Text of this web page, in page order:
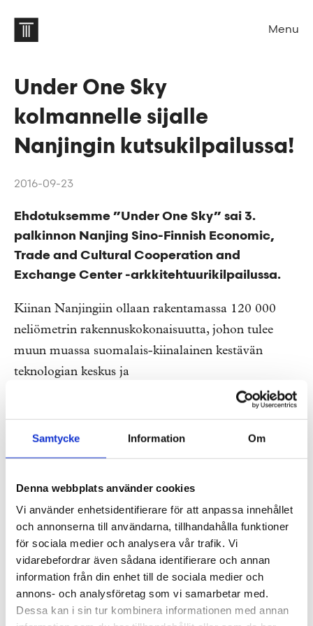
Samtycke Information Om
Denna webbplats använder cookies
Vi använder enhetsidentifierare för att anpassa innehållet
och annonserna till användarna, tillhandahålla funktioner
för sociala medier och analysera vår trafik. Vi
vidarebefordrar även sådana identifierare och annan
information från din enhet till de sociala medier och
annons- och analysföretag som vi samarbetar med.
Dessa kan i sin tur kombinera informationen med annan
Menu
Under One Sky
kolmannelle sijalle
Nanjingin kutsukilpailussa!
2016-09-23
Ehdotuksemme ”Under One Sky” sai 3.
palkinnon Nanjing Sino-Finnish Economic,
Trade and Cultural Cooperation and
Exchange Center -arkkitehtuurikilpailussa.
Kiinan Nanjingiin ollaan rakentamassa 120 000
neliömetrin rakennuskokonaisuutta, johon tulee
muun muassa suomalais-kiinalainen kestävän
teknologian keskus ja
näyttelytiloja. Kilpailuehdotuksemme näyttää
arkkitehtuurille. Suunnitelmassa yhdistyy
arkkitehtuurin kepeys, energiatehokas typologia ja
symboliikka, myyttinen Aurora Borealis näkyy
suunnittelukonseptissa: pelkistetyn, rationaalisen
rakennusvolyymin läpi kulkee vertauskuvallinen
revontulinauha, joka nivoo yhteen rakennuksen
erilliset toiminnot.
Nanjingin kaupungin järjestämään kutsukilpailuun